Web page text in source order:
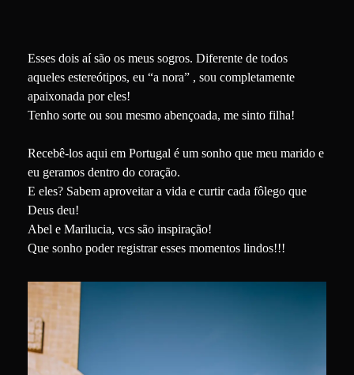
Esses dois aí são os meus sogros. Diferente de todos
aqueles estereótipos, eu “a nora” , sou completamente
apaixonada por eles!
Tenho sorte ou sou mesmo abençoada, me sinto filha!
Recebê-los aqui em Portugal é um sonho que meu marido e
eu geramos dentro do coração.
E eles? Sabem aproveitar a vida e curtir cada fôlego que
Deus deu!
Abel e Marilucia, vcs são inspiração!
Que sonho poder registrar esses momentos lindos!!!